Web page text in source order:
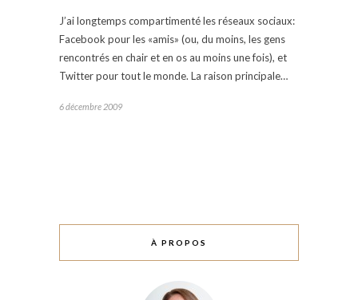
J’ai longtemps compartimenté les réseaux sociaux:
Facebook pour les «amis» (ou, du moins, les gens
rencontrés en chair et en os au moins une fois), et
Twitter pour tout le monde. La raison principale…
6 décembre 2009
À PROPOS